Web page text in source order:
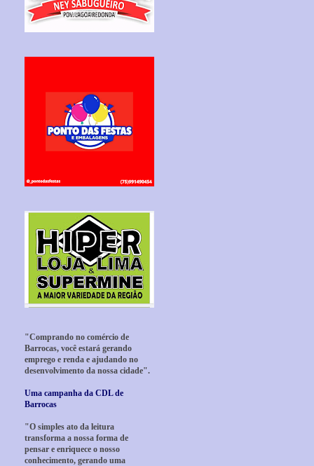
"Comprando no comércio de
Barrocas, você estará gerando
emprego e renda e ajudando no
desenvolvimento da nossa cidade".
Uma campanha da CDL de
Barrocas
"O simples ato da leitura
transforma a nossa forma de
pensar e enriquece o nosso
conhecimento, gerando uma